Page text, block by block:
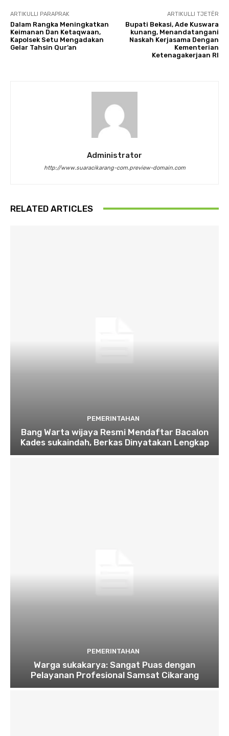
ARTIKULLI PARAPRAK
Dalam Rangka Meningkatkan
Keimanan Dan Ketaqwaan,
Kapolsek Setu Mengadakan
Gelar Tahsin Qur’an
ARTIKULLI TJETËR
Bupati Bekasi, Ade Kuswara
kunang, Menandatangani
Naskah Kerjasama Dengan
Kementerian
Ketenagakerjaan RI
Administrator
http://www.suaracikarang-com.preview-domain.com
RELATED ARTICLES
PEMERINTAHAN
Bang Warta wijaya Resmi Mendaftar Bacalon
Kades sukaindah, Berkas Dinyatakan Lengkap
PEMERINTAHAN
Warga sukakarya: Sangat Puas dengan
Pelayanan Profesional Samsat Cikarang